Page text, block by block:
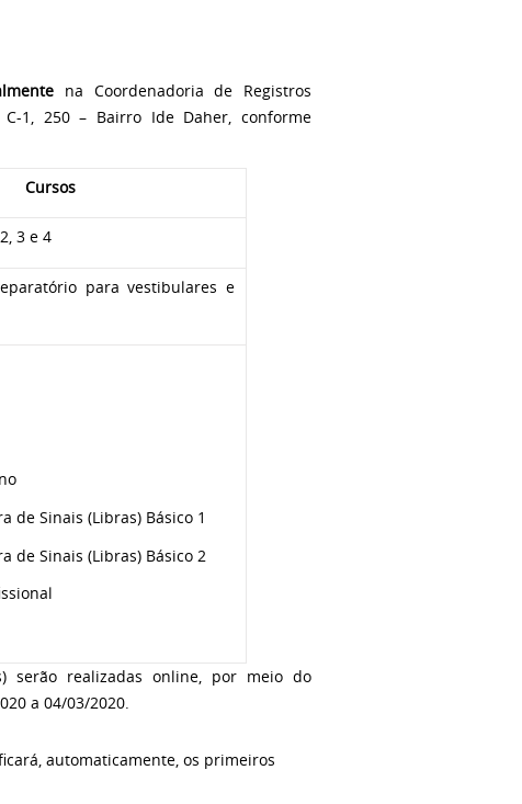
na Coordenadoria de Registros
1, 250 – Bairro Ide Daher, conforme
Cursos
3 e 4
para vestibulares e
de Sinais (Libras) Básico 1
Sinais (Libras) Básico 2
serão realizadas online, por meio do
a 04/03/2020
automaticamente, os primeiros